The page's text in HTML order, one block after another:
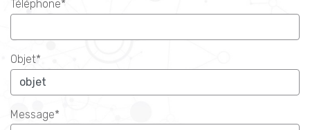
Téléphone*
Objet*
Message*